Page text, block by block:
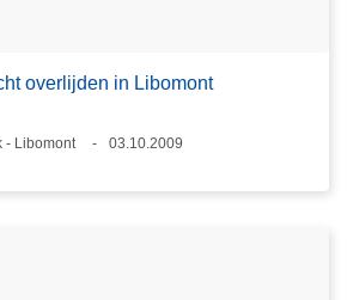
overlijden in Libomont
- Libomont
03.10.2009